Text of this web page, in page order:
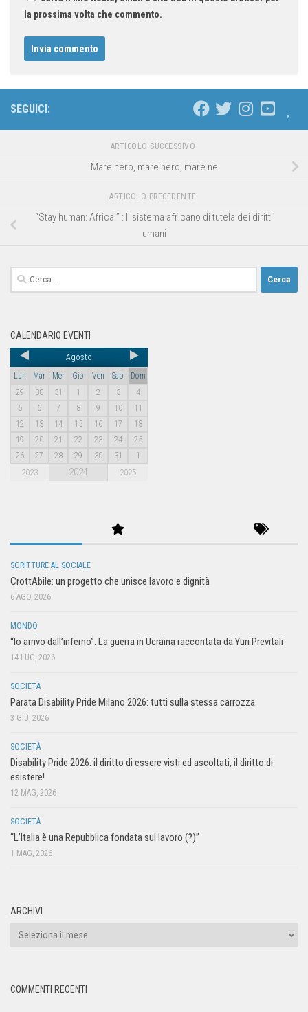
la prossima volta che commento.
SEGUICI:
ARTICOLO SUCCESSIVO
Mare nero, mare nero, mare ne
ARTICOLO PRECEDENTE
“Stay human: Africa!” : Il sistema africano di tutela dei diritti
umani
CALENDARIO EVENTI
Agosto
Lun Mar Mer Gio Ven Sab
Dom
29
30 31 1 2 3
4
5
6 7 8 9 10
11
12
13 14 15 16 17
18
19
20 21 22 23 24
25
26
27 28 29 30 31 1
2023 2024 2025
SCRITTURE AL SOCIALE
CrottAbile: un progetto che unisce lavoro e dignità
6 AGO, 2026
MONDO
“Io arrivo dall’inferno”. La guerra in Ucraina raccontata da Yuri Previtali
14 LUG, 2026
SOCIETÀ
Parata Disability Pride Milano 2026: tutti sulla stessa carrozza
3 GIU, 2026
SOCIETÀ
Disability Pride 2026: il diritto di essere visti ed ascoltati, il diritto di
esistere!
12 MAG, 2026
SOCIETÀ
“L’Italia è una Repubblica fondata sul lavoro (?)”
1 MAG, 2026
ARCHIVI
COMMENTI RECENTI